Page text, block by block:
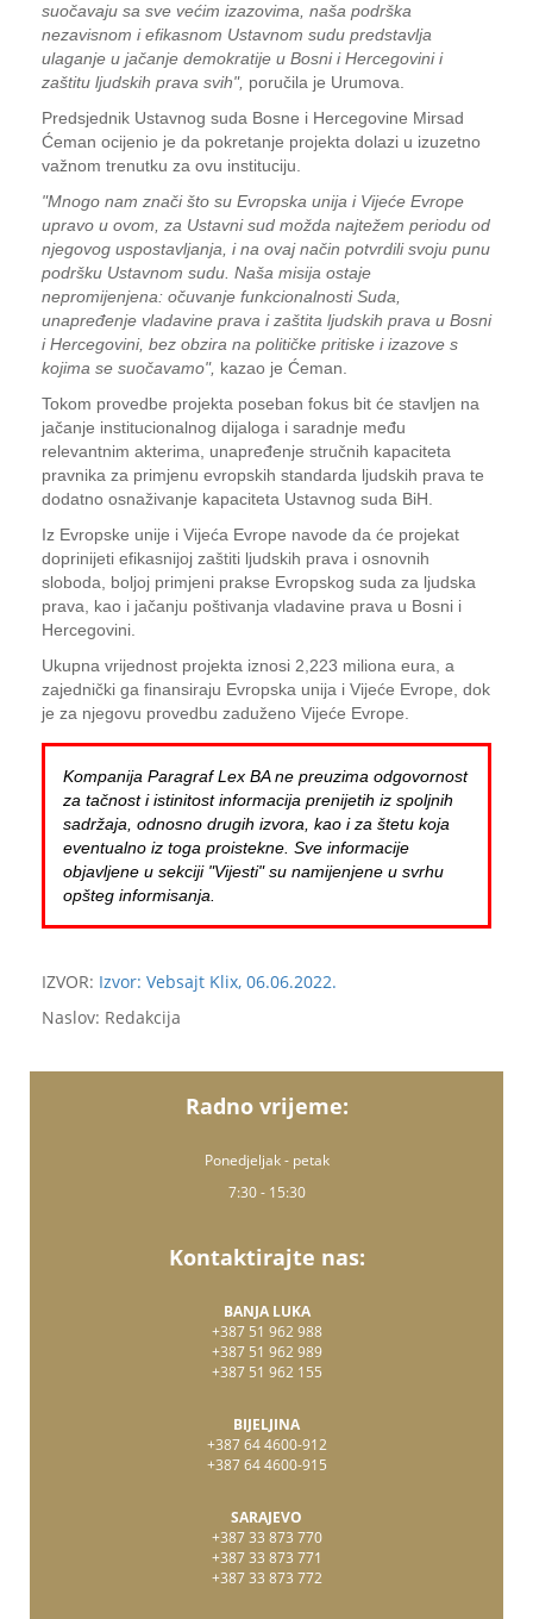
suočavaju sa sve većim izazovima, naša podrška
nezavisnom i efikasnom Ustavnom sudu predstavlja
ulaganje u jačanje demokratije u Bosni i Hercegovini i
zaštitu ljudskih prava svih", poručila je Urumova.
Predsjednik Ustavnog suda Bosne i Hercegovine Mirsad
Ćeman ocijenio je da pokretanje projekta dolazi u izuzetno
važnom trenutku za ovu instituciju.
"Mnogo nam znači što su Evropska unija i Vijeće Evrope
upravo u ovom, za Ustavni sud možda najtežem periodu od
njegovog uspostavljanja, i na ovaj način potvrdili svoju punu
podršku Ustavnom sudu. Naša misija ostaje
nepromijenjena: očuvanje funkcionalnosti Suda,
unapređenje vladavine prava i zaštita ljudskih prava u Bosni
i Hercegovini, bez obzira na političke pritiske i izazove s
kojima se suočavamo", kazao je Ćeman.
Tokom provedbe projekta poseban fokus bit će stavljen na
jačanje institucionalnog dijaloga i saradnje među
relevantnim akterima, unapređenje stručnih kapaciteta
pravnika za primjenu evropskih standarda ljudskih prava te
dodatno osnaživanje kapaciteta Ustavnog suda BiH.
Iz Evropske unije i Vijeća Evrope navode da će projekat
doprinijeti efikasnijoj zaštiti ljudskih prava i osnovnih
sloboda, boljoj primjeni prakse Evropskog suda za ljudska
prava, kao i jačanju poštivanja vladavine prava u Bosni i
Hercegovini.
Ukupna vrijednost projekta iznosi 2,223 miliona eura, a
zajednički ga finansiraju Evropska unija i Vijeće Evrope, dok
je za njegovu provedbu zaduženo Vijeće Evrope.
Kompanija Paragraf Lex BA ne preuzima odgovornost
za tačnost i istinitost informacija prenijetih iz spoljnih
sadržaja, odnosno drugih izvora, kao i za štetu koja
eventualno iz toga proistekne. Sve informacije
objavljene u sekciji "Vijesti" su namijenjene u svrhu
opšteg informisanja.
IZVOR: Izvor: Vebsajt Klix, 06.06.2022.
Naslov: Redakcija
Radno vrijeme:
Ponedjeljak - petak
7:30 - 15:30
Kontaktirajte nas:
BANJA LUKA
+387 51 962 988
+387 51 962 989
+387 51 962 155
BIJELJINA
+387 64 4600-912
+387 64 4600-915
SARAJEVO
+387 33 873 770
+387 33 873 771
+387 33 873 772